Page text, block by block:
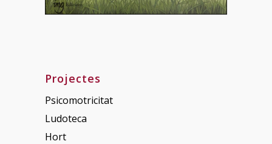
Projectes
Psicomotricitat
Ludoteca
Hort